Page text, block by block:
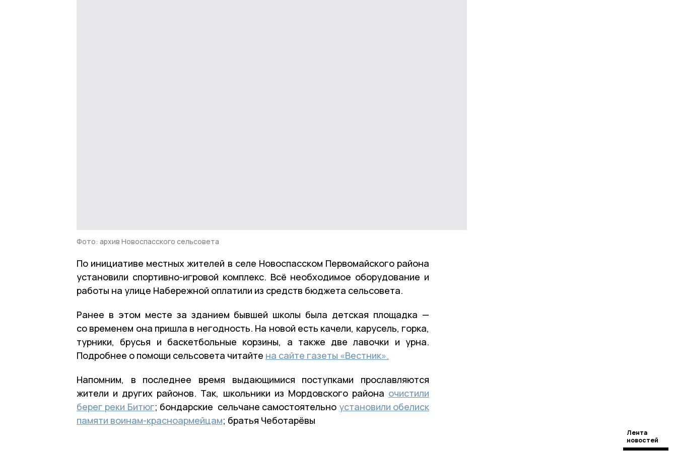
Лента
новостей
Фото: архив Новоспасского сельсовета
По инициативе местных жителей в селе Новоспасском Первомайского района
установили спортивно-игровой комплекс. Всё необходимое оборудование и
работы на улице Набережной оплатили из средств бюджета сельсовета.
Ранее в этом месте за зданием бывшей школы была детская площадка —
со временем она пришла в негодность. На новой есть качели, карусель, горка,
турники, брусья и баскетбольные корзины, а также две лавочки и урна.
Подробнее о помощи сельсовета читайте на сайте газеты «Вестник».
Напомним, в последнее время выдающимися поступками прославляются
жители и других районов. Так, школьники из Мордовского района очистили
берег реки Битюг; бондарские сельчане самостоятельно установили обелиск
памяти воинам-красноармейцам; братья Чеботарёвы